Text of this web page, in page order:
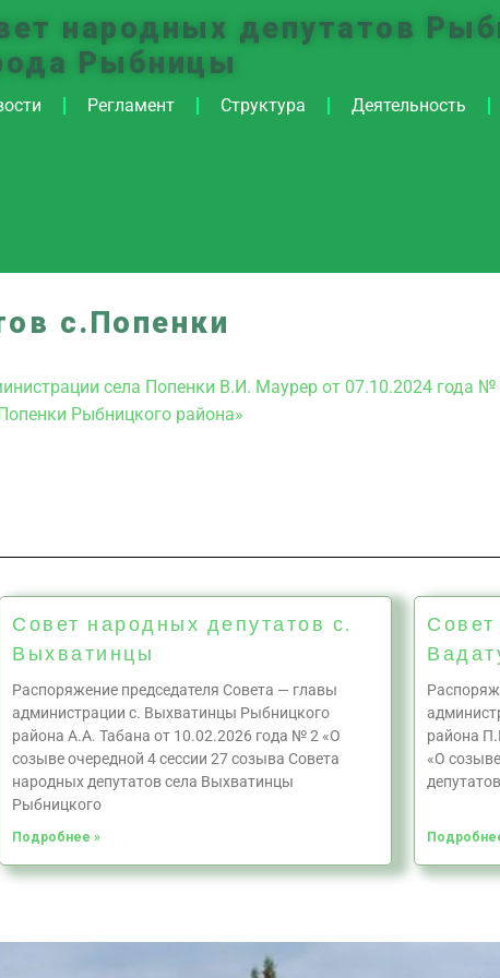
народных депутатов
Рыбницы
Регламент Структура Деятельность
с.Попенки
села Попенки В.И. Маурер от 07.10.2024 года
Рыбницкого района»
Совет народных депутатов с.
Выхватинцы
Распоряжение председателя Совета — главы
администрации с. Выхватинцы Рыбницкого
района А.А. Табана от 10.02.2026 года № 2 «О
созыве очередной 4 сессии 27 созыва Совета
народных депутатов села Выхватинцы
Рыбницкого
Подробнее »
района
«О